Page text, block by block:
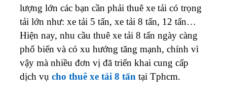
lượng lớn các bạn cần phải thuê xe tải có trọng
tải lớn như: xe tải 5 tấn, xe tải 8 tấn, 12 tấn…
Hiện nay, nhu cầu thuê xe tải 8 tấn ngày càng
phổ biến và có xu hướng tăng mạnh, chính vì
vậy mà nhiều đơn vị đã triển khai cung cấp
dịch vụ cho thuê xe tải 8 tấn tại Tphcm.